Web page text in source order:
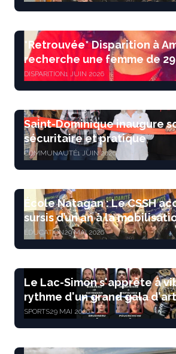
*Retrouvée* Disparition à
recherche une femme de
DISPARITION1 JUIN 2026
Saint-Dominique inaugure
sécuritaire et pratique
COMMUNAUTÉ1 JUIN 2026
École Natagan : Le CSSH
sursis d’un an à la
ÉDUCATION29 MAI 2026
Le Lac-Simon s'apprête à
rythme d'un grand gala
mixtes
SPORTS29 MAI 2026